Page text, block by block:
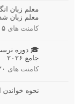
معلم زبان
معلم زبان
کامنت های ۵
🎓 دوره
جامع ۲۰۲۶
کامنت های
نحوه